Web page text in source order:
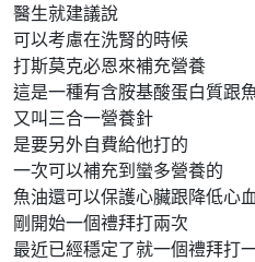
醫生就建議說
可以考慮在洗腎的時候
打斯莫克必恩來補充營養
這是一種有含胺基酸蛋白質跟
又叫三合一營養針
是要另外自費給他打的
一次可以補充到蠻多營養的
魚油還可以保護心臟跟降低心
剛開始一個禮拜打兩次
最近已經穩定了就一個禮拜打